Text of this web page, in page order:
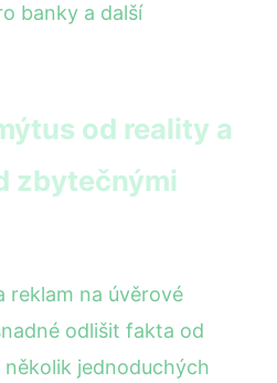
banky a další
od reality a
zbytečnými
reklam na úvěrové
odlišit fakta od
jednoduchých